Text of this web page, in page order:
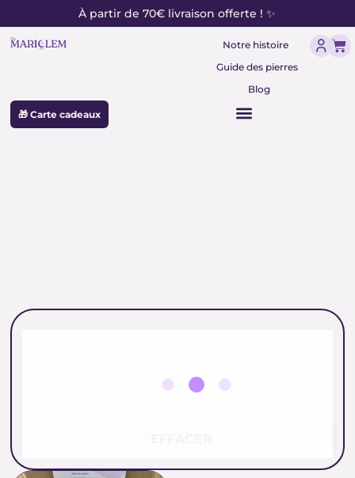
au
contenu
À partir de 70€ livraison offerte ! ✨
Notre histoire
Guide des pierres
Blog
🎁 Carte cadeaux